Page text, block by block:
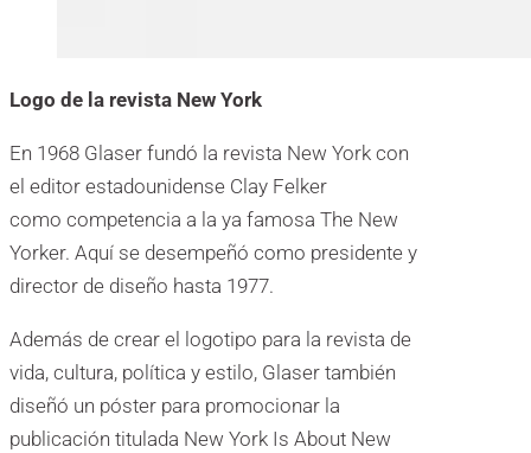
Logo de la revista New York
En 1968 Glaser fundó la revista New York con
el editor estadounidense Clay Felker
como competencia a la ya famosa The New
Yorker. Aquí se desempeñó como presidente y
director de diseño hasta 1977.
Además de crear el logotipo para la revista de
vida, cultura, política y estilo, Glaser también
diseñó un póster para promocionar la
publicación titulada New York Is About New